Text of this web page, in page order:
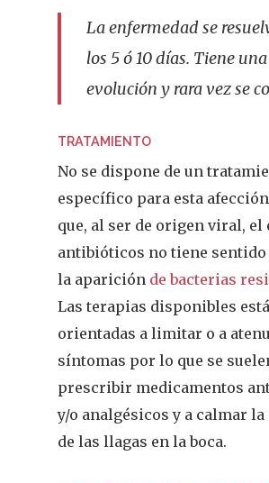
La enfermedad se
los 5 ó 10 días. Tiene
evolución y rara vez se
TRATAMIENTO
No se dispone de un
específico para esta
que, al ser de origen viral, el
antibióticos no tiene sentido
la aparición de bacterias
Las terapias disponibles
orientadas a limitar o a
síntomas por lo que se
prescribir medicamentos
y/o analgésicos y a calmar
de las llagas en la boca.